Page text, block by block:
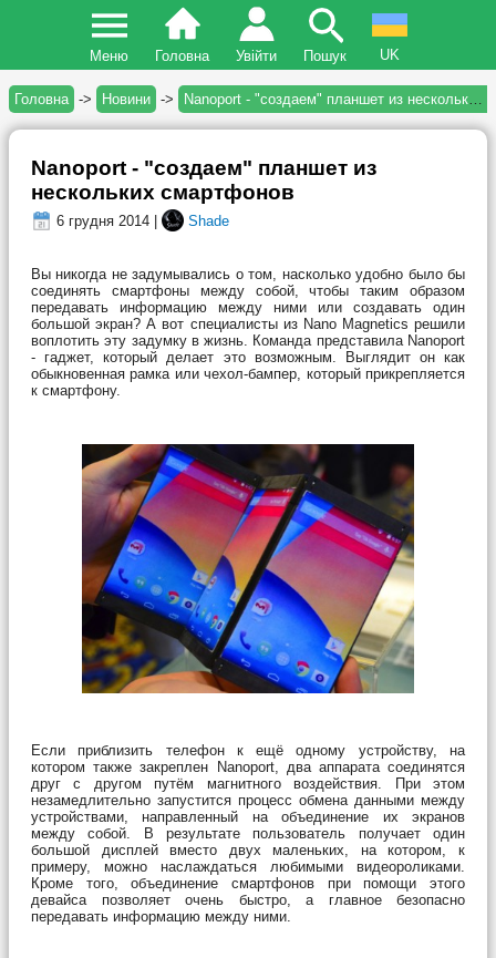
Меню Головна Увійти Пошук UK
Головна -> Новини -> Nanoport - "создаем" планшет из нескольких смартфонов
Nanoport - "создаем" планшет из
нескольких смартфонов
6 грудня 2014 | Shade
Вы никогда не задумывались о том, насколько удобно было бы
соединять смартфоны между собой, чтобы таким образом
передавать информацию между ними или создавать один
большой экран? А вот специалисты из Nano Magnetics решили
воплотить эту задумку в жизнь. Команда представила Nanoport
- гаджет, который делает это возможным. Выглядит он как
обыкновенная рамка или чехол-бампер, который прикрепляется
к смартфону.
Если приблизить телефон к ещё одному устройству, на
котором также закреплен Nanoport, два аппарата соединятся
друг с другом путём магнитного воздействия. При этом
незамедлительно запустится процесс обмена данными между
устройствами, направленный на объединение их экранов
между собой. В результате пользователь получает один
большой дисплей вместо двух маленьких, на котором, к
примеру, можно наслаждаться любимыми видеороликами.
Кроме того, объединение смартфонов при помощи этого
девайса позволяет очень быстро, а главное безопасно
передавать информацию между ними.